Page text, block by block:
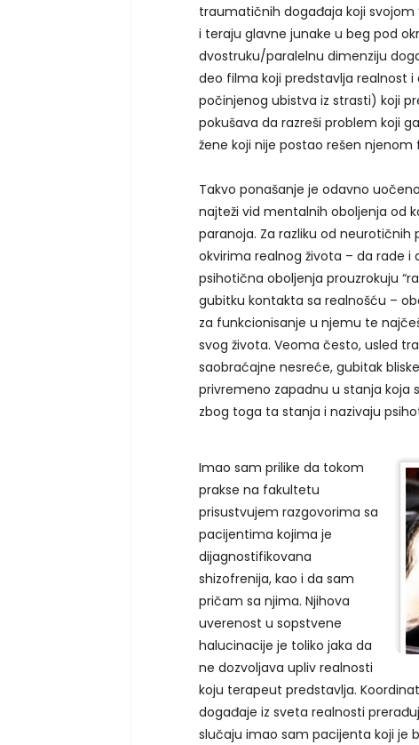
traumatičnih događaja koji
i teraju glavne junake u beg pod
dvostruku/paralelnu dimenziju
deo filma koji predstavlja realnost
počinjenog ubistva iz strasti) koji
pokušava da razreši problem koji
žene koji nije postao rešen
Takvo ponašanje je odavno
najteži vid mentalnih oboljenja od
paranoja. Za razliku od
okvirima realnog života – da rade
psihotična oboljenja prouzrokuju
gubitku kontakta sa realnošću –
za funkcionisanje u njemu te
svog života. Veoma često, usled
saobraćajne nesreće, gubitak
privremeno zapadnu u stanja koja
zbog toga ta stanja i nazivaju
Imao sam prilike da tokom
prakse na fakultetu
prisustvujem razgovorima sa
pacijentima kojima je
dijagnostifikovana
shizofrenija, kao i da sam
pričam sa njima. Njihova
uverenost u sopstvene
halucinacije je toliko jaka da
ne dozvoljava upliv realnosti
koju terapeut predstavlja.
događaje iz sveta realnosti
slučaju imao sam pacijenta koji je